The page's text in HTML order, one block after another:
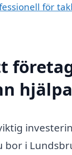
för
bor i